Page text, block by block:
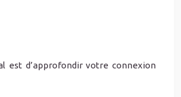
est d’approfondir votre connexion